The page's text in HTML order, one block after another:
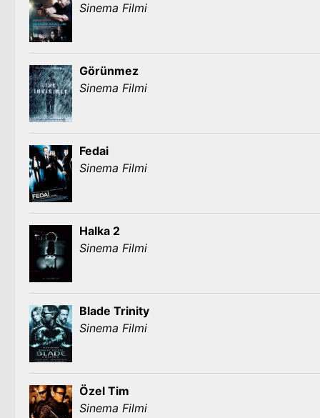
Sinema Filmi
Görünmez
Sinema Filmi
Fedai
Sinema Filmi
Halka 2
Sinema Filmi
Blade Trinity
Sinema Filmi
Özel Tim
Sinema Filmi